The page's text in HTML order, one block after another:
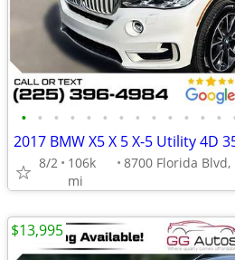
• • • • • • • • • • • • •
2017 BMW X5 X 5 X-5 Utility 4D
8/2
106k
mi
$13,995